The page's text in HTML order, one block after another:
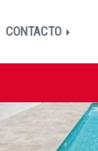
CONTACTO